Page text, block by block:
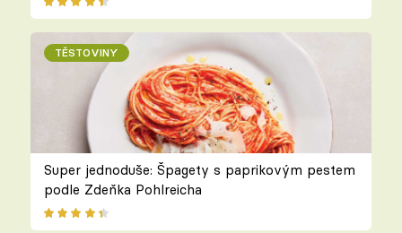
TĚSTOVINY
Super jednoduše: Špagety s paprikovým pestem
podle Zdeňka Pohlreicha